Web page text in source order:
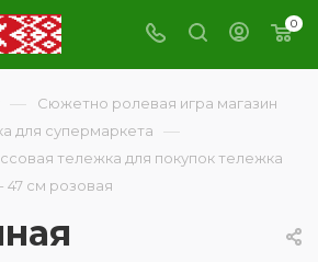
0
— Сюжетно ролевая игра магазин
для супермаркета —
тележка для покупок тележка
47 см розовая